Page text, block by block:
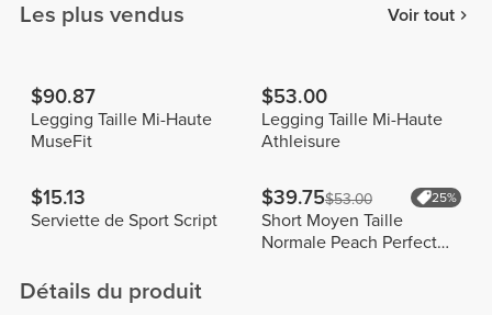
Les plus vendus Voir tout
$90.87
Legging Taille Mi-Haute
MuseFit
$53.00
Legging Taille Mi-Haute
Athleisure
$15.13
Serviette de Sport Script
$39.75$53.00 25%
Short Moyen Taille
Normale Peach Perfect
Détails du produit